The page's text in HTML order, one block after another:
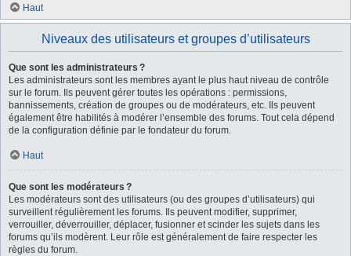
Haut
Niveaux des utilisateurs et groupes d’utilisateurs
Que sont les administrateurs ?
Les administrateurs sont les membres ayant le plus haut niveau de contrôle
sur le forum. Ils peuvent gérer toutes les opérations : permissions,
bannissements, création de groupes ou de modérateurs, etc. Ils peuvent
également être habilités à modérer l’ensemble des forums. Tout cela dépend
de la configuration définie par le fondateur du forum.
Haut
Que sont les modérateurs ?
Les modérateurs sont des utilisateurs (ou des groupes d’utilisateurs) qui
surveillent régulièrement les forums. Ils peuvent modifier, supprimer,
verrouiller, déverrouiller, déplacer, fusionner et scinder les sujets dans les
forums qu’ils modèrent. Leur rôle est généralement de faire respecter les
règles du forum.